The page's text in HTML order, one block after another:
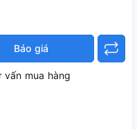
Báo giá
vấn mua hàng